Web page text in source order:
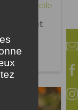
Facile
et